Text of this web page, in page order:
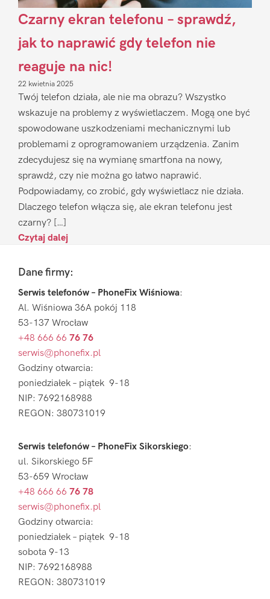
Czarny ekran telefonu – sprawdź,
jak to naprawić gdy telefon nie
reaguje na nic!
22 kwietnia 2025
Twój telefon działa, ale nie ma obrazu? Wszystko
wskazuje na problemy z wyświetlaczem. Mogą one być
spowodowane uszkodzeniami mechanicznymi lub
problemami z oprogramowaniem urządzenia. Zanim
zdecydujesz się na wymianę smartfona na nowy,
sprawdź, czy nie można go łatwo naprawić.
Podpowiadamy, co zrobić, gdy wyświetlacz nie działa.
Dlaczego telefon włącza się, ale ekran telefonu jest
czarny? […]
Czytaj dalej
FooterDane firmy:
Serwis telefonów – PhoneFix Wiśniowa:
Al. Wiśniowa 36A pokój 118
53-137 Wrocław
+48 666 66 76 76
serwis@phonefix.pl
Godziny otwarcia:
poniedziałek – piątek 9-18
NIP: 7692168988
REGON: 380731019
Serwis telefonów – PhoneFix Sikorskiego:
ul. Sikorskiego 5F
53-659 Wrocław
+48 666 66 76 78
serwis@phonefix.pl
Godziny otwarcia:
poniedziałek – piątek 9-18
sobota 9-13
NIP: 7692168988
REGON: 380731019